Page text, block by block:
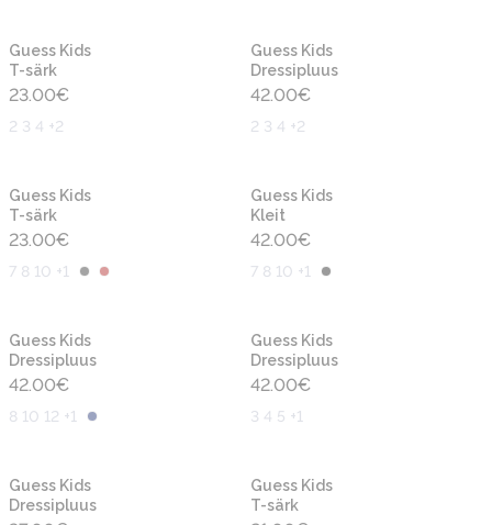
Guess Kids
T-särk
23.00€
2 3 4 +2
Guess Kids
Dressipluus
42.00€
2 3 4 +2
Guess Kids
T-särk
23.00€
7 8 10 +1
Guess Kids
Kleit
42.00€
7 8 10 +1
Guess Kids
Dressipluus
42.00€
8 10 12 +1
Guess Kids
Dressipluus
42.00€
3 4 5 +1
Guess Kids
Dressipluus
Guess Kids
T-särk